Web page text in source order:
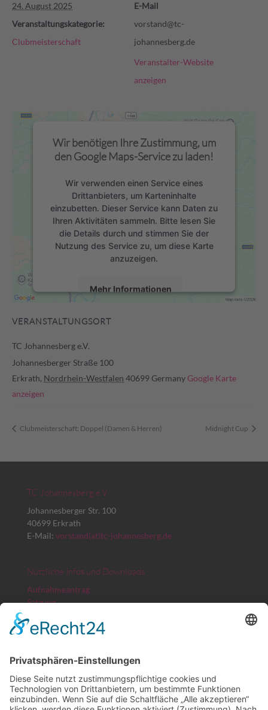
24. August 2025
Veranstaltungskategorie:
Clubmeisterschaft
E-Mail
vorstand@tc-
johannesberg.de
Veranstalter-Website
anzeigen
VERANSTALTUNGSORT
TC Johannesberg e.V.
Johannesberger Straße 100
Erkrath, Nordrhein-Westfalen 40699 Germany Google Karte
anzeigen
Wir benötigen Ihre Zustimmung, um
den Google Maps-Service zu laden!
Wir verwenden einen Service eines
Drittanbieters, um Karteninhalte
einzubetten. Dieser Service kann Daten zu
Ihren Aktivitäten sammeln. Bitte lesen Sie
die Details durch und stimmen Sie der
Nutzung des Service zu, um diese Karte
anzuzeigen.
Mehr Informationen
Akzeptieren
powered by
Clubmeisterschaft: Doppel (Damen & Herren) Midnight Cup
TC Johannesberg e.V.
Johannesberger Str. 100
40699 Erkrath
E-Mail: vorstand(at)tc-johannesberg.de
Nützliche Infos und Downloads
Aufnahmeantrag
Satzung
Beitragsordnung
Bankverbindung
Kreissparkasse Düsseldorf